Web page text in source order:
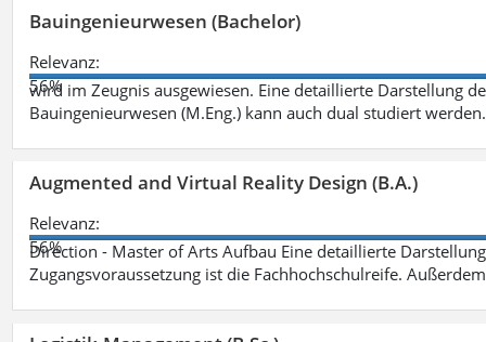
Bauingenieurwesen (Bachelor)
Relevanz:
56%
wird im Zeugnis ausgewiesen. Eine detaillierte Darstellung
Bauingenieurwesen (M.Eng.) kann auch dual studiert
Augmented and Virtual Reality Design (B.A.)
Relevanz:
56%
Direction - Master of Arts Aufbau Eine detaillierte
Zugangsvoraussetzung ist die Fachhochschulreife.